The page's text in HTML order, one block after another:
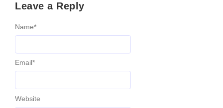
Leave a Reply
Name*
Email*
Website